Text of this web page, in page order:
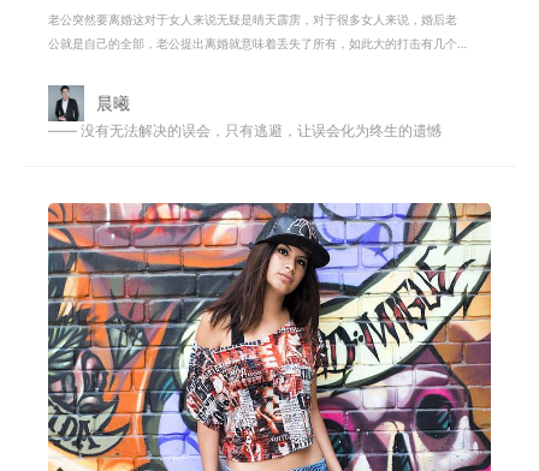
老公突然要离婚这对于女人来说无疑是晴天霹雳，对于很多女人来说，婚后老
公就是自己的全部，老公提出离婚就意味着丢失了所有，如此大的打击有几个
晨曦
—— 没有无法解决的误会，只有逃避，让误会化为终生的遗憾